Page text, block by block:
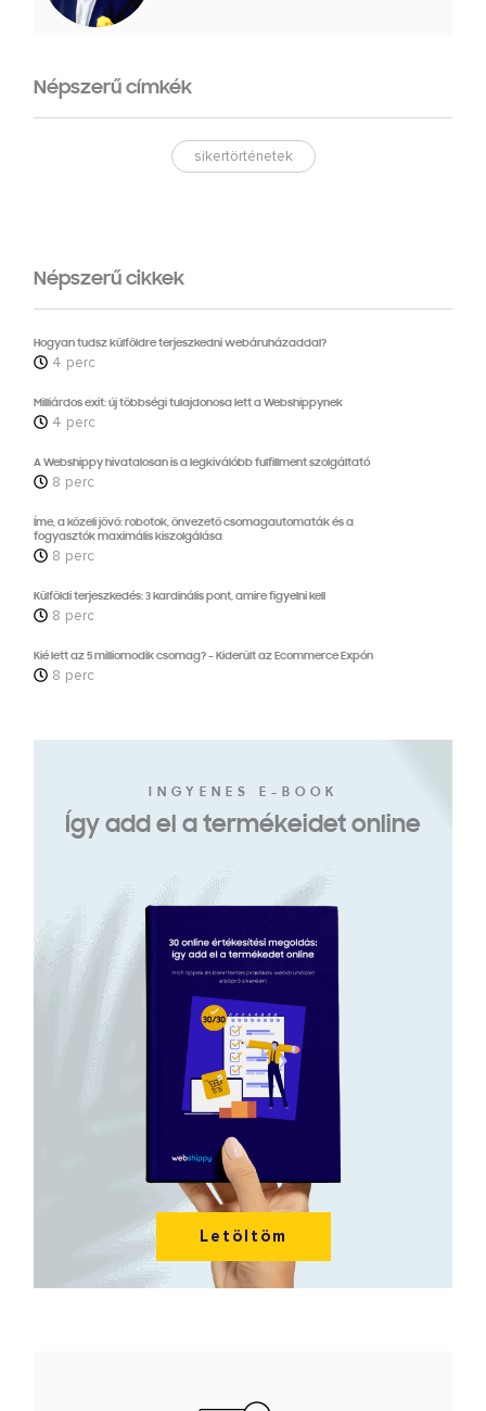
Népszerű címkék
sikertörténetek
Népszerű cikkek
Hogyan tudsz külföldre terjeszkedni webáruházaddal?
4 perc
Milliárdos exit: új többségi tulajdonosa lett a Webshippynek
4 perc
A Webshippy hivatalosan is a legkiválóbb fulfillment szolgáltató
8 perc
Íme, a közeli jövő: robotok, önvezető csomagautomaták és a
fogyasztók maximális kiszolgálása
8 perc
Külföldi terjeszkedés: 3 kardinális pont, amire figyelni kell
8 perc
Kié lett az 5 milliomodik csomag? – Kiderült az Ecommerce Expón
8 perc
INGYENES E-BOOK
Így add el a termékeidet online
Letöltöm